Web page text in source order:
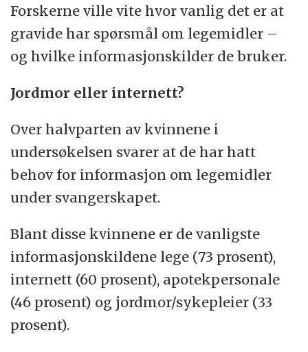
Forskerne ville vite hvor vanlig det er at
gravide har spørsmål om legemidler –
og hvilke informasjonskilder de bruker.
Jordmor eller internett?
Over halvparten av kvinnene i
undersøkelsen svarer at de har hatt
behov for informasjon om legemidler
under svangerskapet.
Blant disse kvinnene er de vanligste
informasjonskildene lege (73 prosent),
internett (60 prosent), apotekpersonale
(46 prosent) og jordmor/sykepleier (33
prosent).